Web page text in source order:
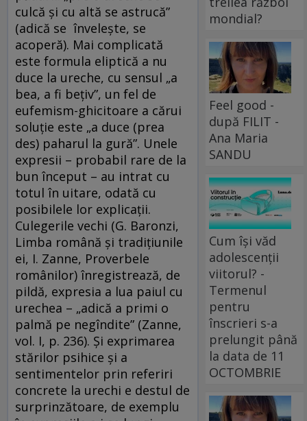
culcă și cu altă se astrucă”
(adică se învelește, se
acoperă). Mai complicată
este formula eliptică a nu
duce la ureche, cu sensul „a
bea, a fi bețiv”, un fel de
eufemism-ghicitoare a cărui
soluție este „a duce (prea
des) paharul la gură”. Unele
expresii – probabil rare de la
bun început – au intrat cu
totul în uitare, odată cu
posibilele lor explicații.
Culegerile vechi (G. Baronzi,
Limba română și tradițiunile
ei, I. Zanne, Proverbele
românilor) înregistrează, de
pildă, expresia a lua paiul cu
urechea – „adică a primi o
palmă pe negîndite” (Zanne,
vol. I, p. 236). Și exprimarea
stărilor psihice și a
sentimentelor prin referiri
concrete la urechi e destul de
surprinzătoare, de exemplu
mondial?
Feel good -
după FILIT -
Ana Maria
SANDU
Cum își văd
adolescenții
viitorul? -
Termenul
pentru
înscrieri s-a
prelungit până
la data de 11
OCTOMBRIE